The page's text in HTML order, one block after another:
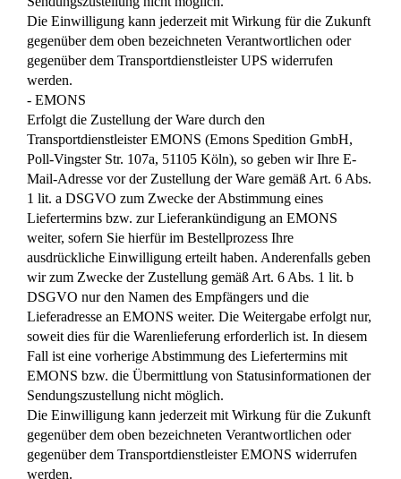
Die Einwilligung kann jederzeit mit Wirkung für die Zukunft
gegenüber dem oben bezeichneten Verantwortlichen oder
gegenüber dem Transportdienstleister UPS widerrufen
werden.
- EMONS
Erfolgt die Zustellung der Ware durch den
Transportdienstleister EMONS (Emons Spedition GmbH,
Poll-Vingster Str. 107a, 51105 Köln), so geben wir Ihre E-
Mail-Adresse vor der Zustellung der Ware gemäß Art. 6 Abs.
1 lit. a DSGVO zum Zwecke der Abstimmung eines
Liefertermins bzw. zur Lieferankündigung an EMONS
weiter, sofern Sie hierfür im Bestellprozess Ihre
ausdrückliche Einwilligung erteilt haben. Anderenfalls geben
wir zum Zwecke der Zustellung gemäß Art. 6 Abs. 1 lit. b
DSGVO nur den Namen des Empfängers und die
Lieferadresse an EMONS weiter. Die Weitergabe erfolgt nur,
soweit dies für die Warenlieferung erforderlich ist. In diesem
Fall ist eine vorherige Abstimmung des Liefertermins mit
EMONS bzw. die Übermittlung von Statusinformationen der
Sendungszustellung nicht möglich.
Die Einwilligung kann jederzeit mit Wirkung für die Zukunft
gegenüber dem oben bezeichneten Verantwortlichen oder
gegenüber dem Transportdienstleister EMONS widerrufen
werden.